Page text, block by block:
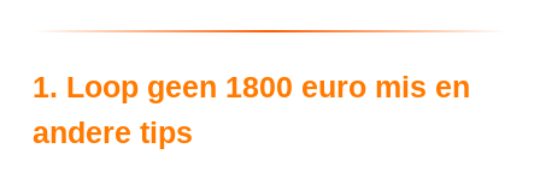
1. Loop geen 1800 euro mis en
andere tips